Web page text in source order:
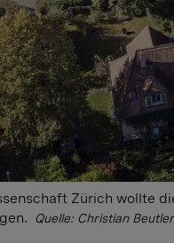
Zürich wollte
Quelle: Christian